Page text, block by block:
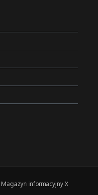
Magazyn informacyjny X